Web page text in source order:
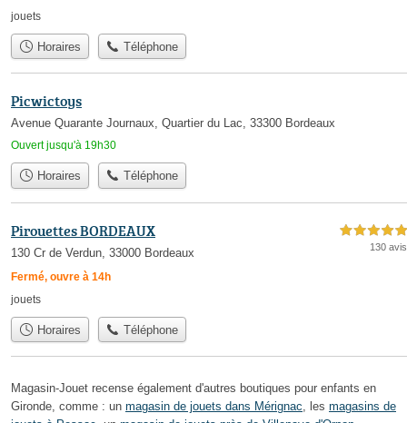
jouets
Horaires Téléphone
Picwictoys
Avenue Quarante Journaux, Quartier du Lac, 33300 Bordeaux
Ouvert jusqu'à 19h30
Horaires Téléphone
Pirouettes BORDEAUX
130 Cr de Verdun, 33000 Bordeaux
Fermé, ouvre à 14h
5,0 étoiles sur 5
130 avis
jouets
Horaires Téléphone
Magasin-Jouet recense également d'autres boutiques pour enfants en
Gironde, comme : un magasin de jouets dans Mérignac, les magasins de